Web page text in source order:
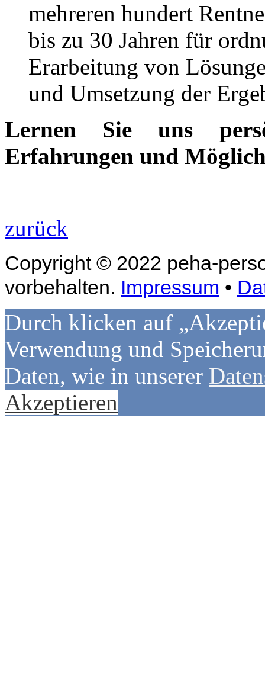
mehreren hundert
bis zu 30 Jahren für
Erarbeitung von
und Umsetzung der
Lernen Sie uns
Erfahrungen und
zurück
Copyright © 2022 peha-
vorbehalten. Impressum •
Durch klicken auf
Verwendung und
Daten, wie in unserer
Akzeptieren